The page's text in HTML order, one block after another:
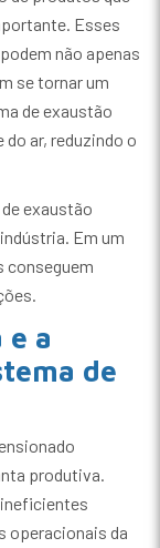
Esses
não apenas
se tornar um
de exaustão
do ar, reduzindo o
exaustão
Em um
conseguem
e a
de
produtiva.
operacionais da